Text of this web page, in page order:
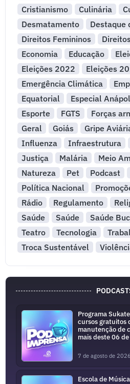
Cristianismo
Culinária
Desmatamento
Destaque
Direitos Femininos
Economia
Educação
Eleições 2022
Eleições
Emergência Climática
Equatorial
Especial
Esporte
FGTS Forças
Geral
Goiás Gripe
Influenza
Infraestrutura
Justiça
Malária Meio
Natureza
Pet Podcast
Política Nacional
Rádio
Regulamento
Saúde
Saúde Saúde
Teatro
Tecnologia
Troca Sustentável
Programa
cursos gratuitos
manutenção de
mais deste 06
7 de agosto de 2026
Escola de